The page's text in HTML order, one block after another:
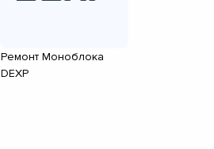
Ремонт Моноблока
DEXP